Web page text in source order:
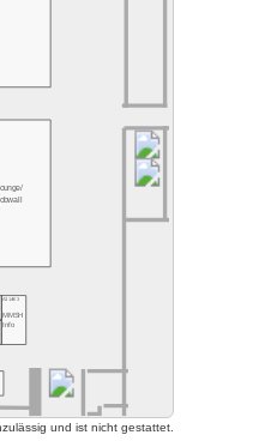
A3.149/3
MMSH
Info
und ist nicht gestattet.